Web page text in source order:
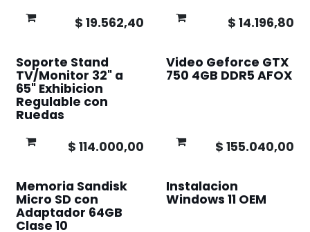
$ 19.562,40
$ 14.196,80
Soporte Stand
TV/Monitor 32" a
65" Exhibicion
Regulable con
Ruedas
$ 114.000,00
Video Geforce GTX
750 4GB DDR5 AFOX
$ 155.040,00
Memoria Sandisk
Micro SD con
Adaptador 64GB
Clase 10
Instalacion
Windows 11 OEM